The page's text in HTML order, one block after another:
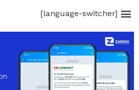
[language-switcher]